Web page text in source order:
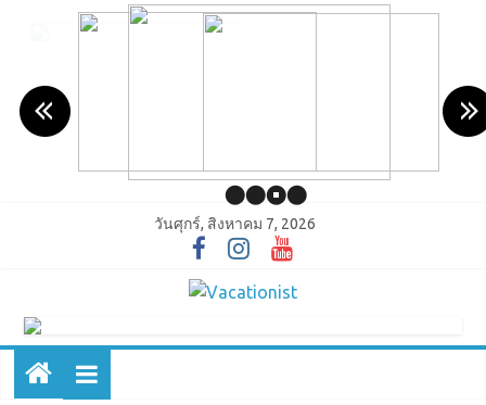
วันศุกร์, สิงหาคม 7, 2026